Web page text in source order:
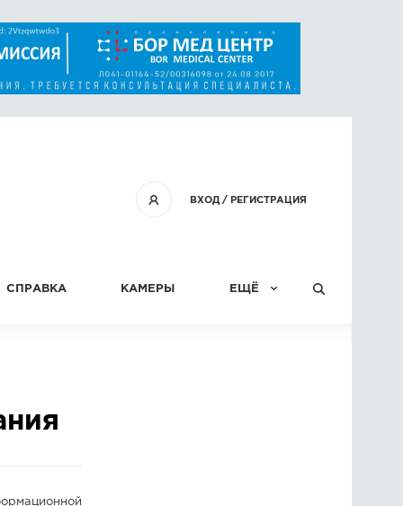
ВХОД/ РЕГИСТРАЦИЯ
СПРАВКА КАМЕРЫ ЕЩЁ